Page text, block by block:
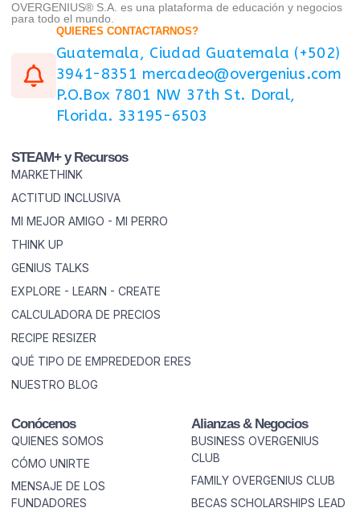
OVERGENIUS® S.A. es una plataforma de educación y negocios
para todo el mundo.
QUIERES CONTACTARNOS?
Guatemala, Ciudad Guatemala (+502)
3941-8351 mercadeo@overgenius.com
P.O.Box 7801 NW 37th St. Doral,
Florida. 33195-6503
STEAM+ y Recursos
MARKETHINK
ACTITUD INCLUSIVA
MI MEJOR AMIGO - MI PERRO
THINK UP
GENIUS TALKS
EXPLORE - LEARN - CREATE
CALCULADORA DE PRECIOS
RECIPE RESIZER
QUÉ TIPO DE EMPREDEDOR ERES
NUESTRO BLOG
Conócenos
QUIENES SOMOS
CÓMO UNIRTE
MENSAJE DE LOS
FUNDADORES
Alianzas & Negocios
BUSINESS OVERGENIUS
CLUB
FAMILY OVERGENIUS CLUB
BECAS SCHOLARSHIPS LEAD